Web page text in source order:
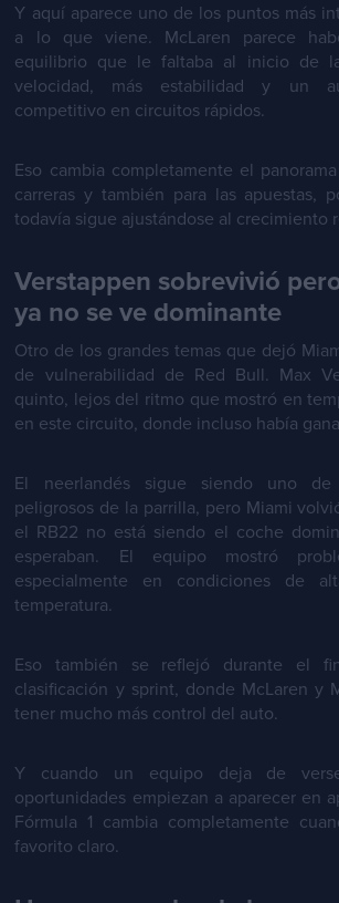
Y aquí aparece uno de los puntos más
a lo que viene. McLaren parece
equilibrio que le faltaba al inicio de
velocidad, más estabilidad y un
competitivo en circuitos rápidos.
Eso cambia completamente el
carreras y también para las apuestas,
todavía sigue ajustándose al crecimiento
Verstappen sobrevivió
ya no se ve dominante
Otro de los grandes temas que dejó
de vulnerabilidad de Red Bull. Max
quinto, lejos del ritmo que mostró en
en este circuito, donde incluso había
El neerlandés sigue siendo uno
peligrosos de la parrilla, pero Miami
el RB22 no está siendo el coche
esperaban. El equipo mostró
especialmente en condiciones de
temperatura.
Eso también se reflejó durante el
clasificación y sprint, donde McLaren y
tener mucho más control del auto.
Y cuando un equipo deja de
oportunidades empiezan a aparecer en
Fórmula 1 cambia completamente
favorito claro.